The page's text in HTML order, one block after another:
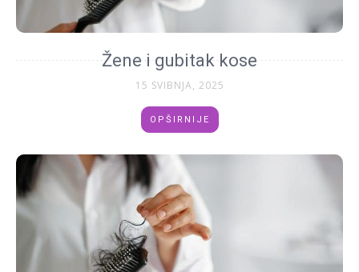
Žene i gubitak kose
15 SVIBNJA, 2025
OPŠIRNIJE